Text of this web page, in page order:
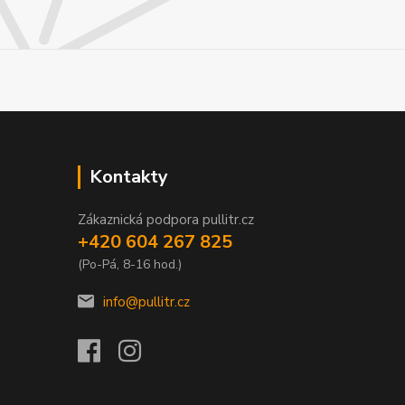
Kontakty
Zákaznická podpora pullitr.cz
+420 604 267 825
(Po-Pá, 8-16 hod.)
info@pullitr.cz